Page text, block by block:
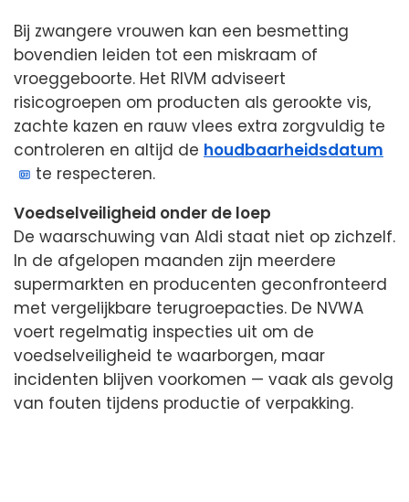
Bij zwangere vrouwen kan een besmetting
bovendien leiden tot een miskraam of
vroeggeboorte. Het RIVM adviseert
risicogroepen om producten als gerookte vis,
zachte kazen en rauw vlees extra zorgvuldig te
controleren en altijd de houdbaarheidsdatum
te respecteren.
Voedselveiligheid onder de loep
De waarschuwing van Aldi staat niet op zichzelf.
In de afgelopen maanden zijn meerdere
supermarkten en producenten geconfronteerd
met vergelijkbare terugroepacties. De NVWA
voert regelmatig inspecties uit om de
voedselveiligheid te waarborgen, maar
incidenten blijven voorkomen — vaak als gevolg
van fouten tijdens productie of verpakking.